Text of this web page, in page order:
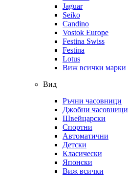
Jaguar
Seiko
Candino
Vostok Europe
Festina Swiss
Festina
Lotus
Виж всички марки
Вид
Ръчни часовници
Джобни часовници
Швейцарски
Спортни
Автоматични
Детски
Класически
Японски
Виж всички